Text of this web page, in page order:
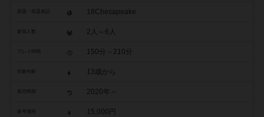
18Chesapeake
参加人数 2人～6人
150分～210分
13歳から
2020年～
参考価格 15,000円